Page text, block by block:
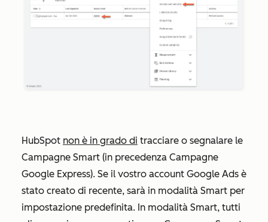
HubSpot non è in grado di tracciare o segnalare le
Campagne Smart (in precedenza Campagne
Google Express). Se il vostro account Google Ads è
stato creato di recente, sarà in modalità Smart per
impostazione predefinita. In modalità Smart, tutti